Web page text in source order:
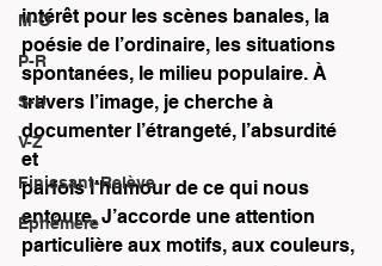
M-O
P-R
S-U
V-Z
Finissant-Relève
Éphémère
intérêt pour les scènes banales, la
poésie de l’ordinaire, les situations
spontanées, le milieu populaire. À
travers l’image, je cherche à
documenter l’étrangeté, l’absurdité
et
parfois l’humour de ce qui nous
entoure. J’accorde une attention
particulière aux motifs, aux couleurs,